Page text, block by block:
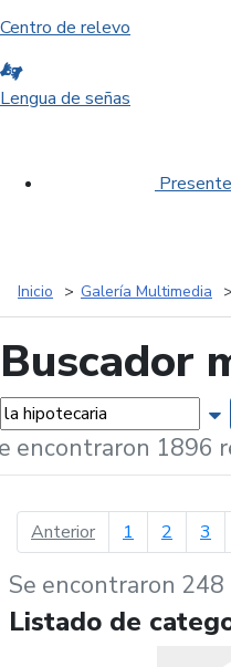
Centro de relevo
Lengua de señas
Inicio Galería Multimedia
Buscador
encontraron 1896
Anteriorpágina anterior
1 2 3
Se encontraron
Listado de